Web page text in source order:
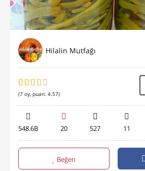
Hilalin Mutfağı
(7 oy, puan: 4.57)
548.6B 20 527 11
Beğen